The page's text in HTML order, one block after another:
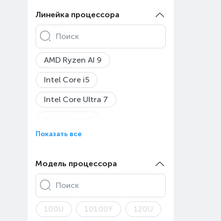
Asus ROG Zephyrus G16
Asus TUF Gaming A15
Asus TUF Gaming A16
Asus TUF Gaming A18
Asus TUF Gaming F16
Asus V16
Asus Vivobook 15
Asus Vivobook 16X
Линейка процессора
Поиск
AMD Ryzen AI 9
Intel Core i5
Intel Core Ultra 7
AMD Ryzen 5
AMD Ryzen 9
AMD Ryzen AI 5
Apple A18 Pro Apple M1
Показать все
Модель процессора
Поиск
100U 10100Y 120U